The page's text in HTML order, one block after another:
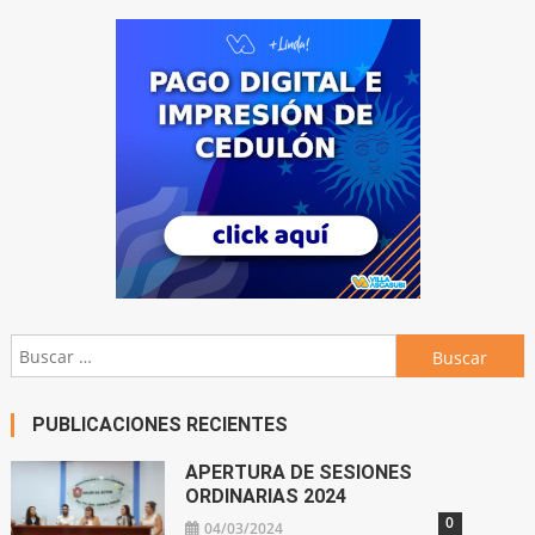
Buscar:
PUBLICACIONES RECIENTES
APERTURA DE SESIONES
ORDINARIAS 2024
04/03/2024 0